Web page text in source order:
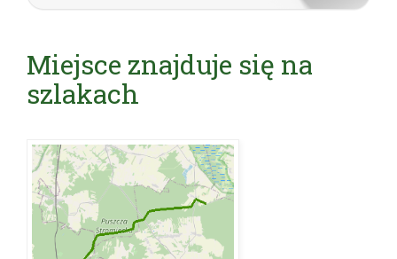
Miejsce znajduje się na
szlakach